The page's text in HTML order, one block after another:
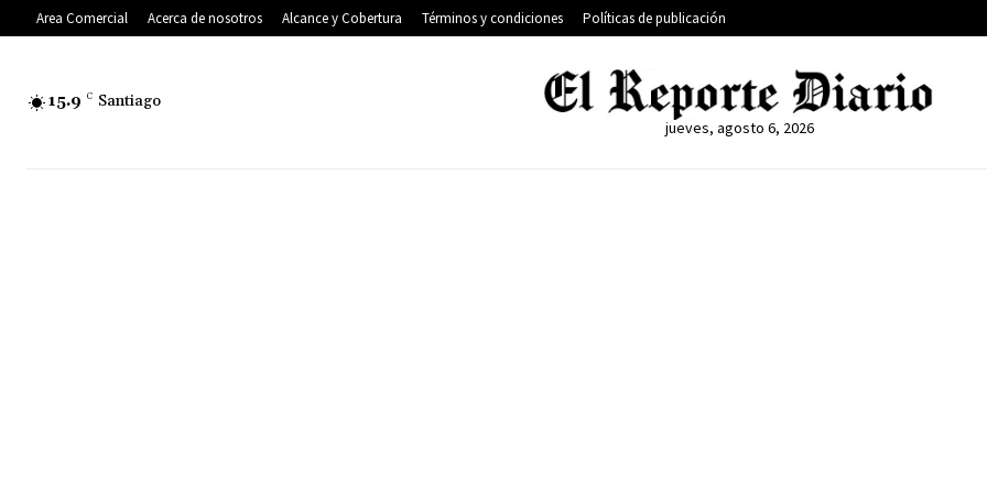
Area Comercial Acerca de nosotros Alcance y Cobertura Términos y condiciones Políticas de publicación
15.9 C Santiago
jueves, agosto 6, 2026